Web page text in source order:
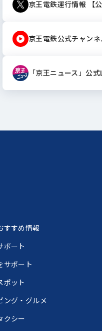
京王電鉄運行情報 【公
京王電鉄公式チャン
「京王ニュース」公式
すすめ情報
ポート
サポート
ポット
ング・グルメ
クシー